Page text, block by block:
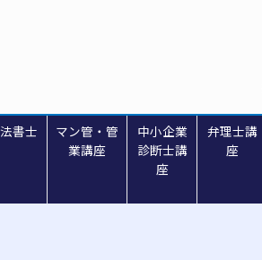
書士
マン管・管
業講座
中小企業
診断士講
座
弁理士講
座